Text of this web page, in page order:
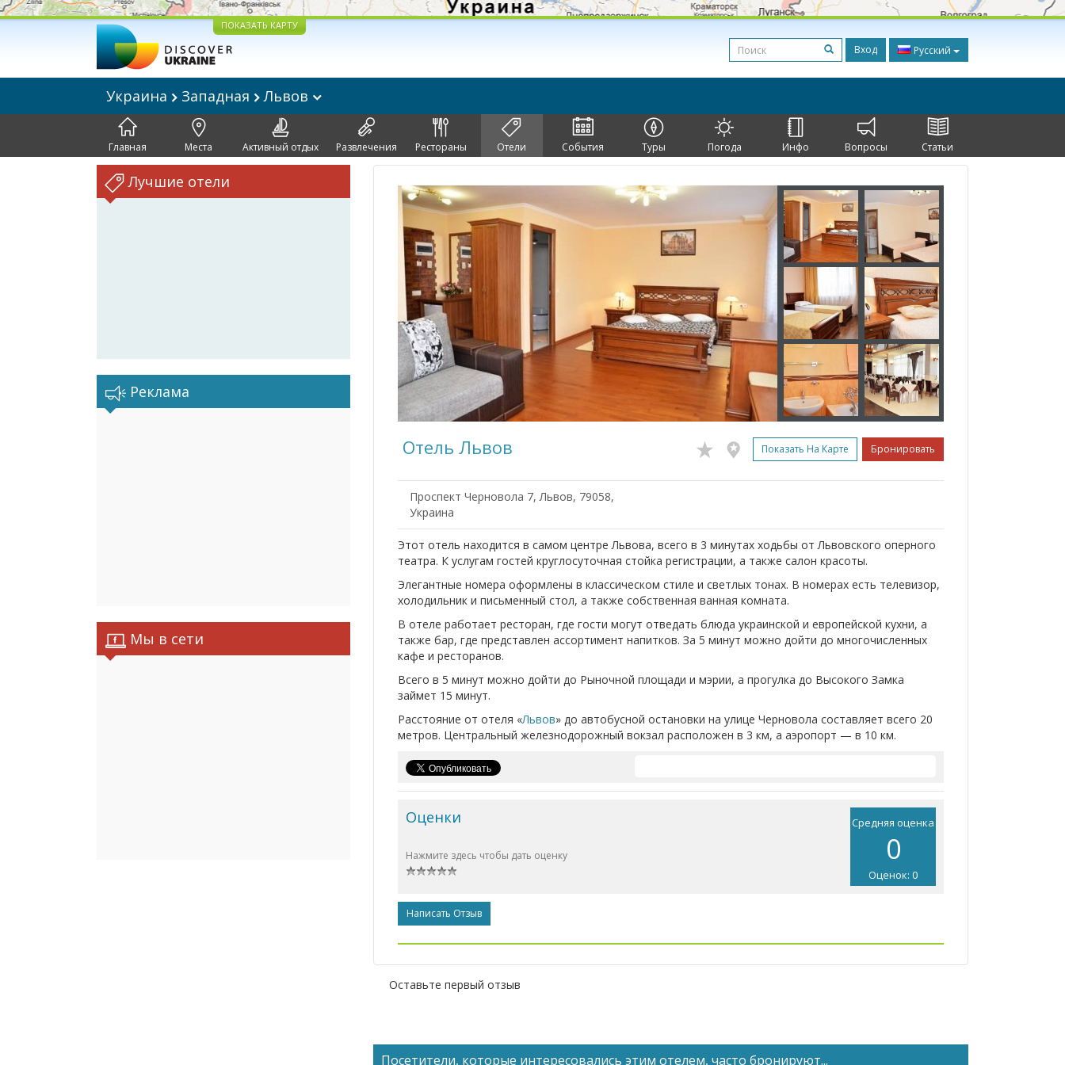
ПОКАЗАТЬ КАРТУ
Вход Русский
Украина Западная Львов
Главная Места Активный отдых Развлечения Рестораны Отели События Туры Погода Инфо Вопросы Статьи
Лучшие отели
Реклама
Мы в сети
Отель Львов Показать На Карте Бронировать
Проспект Черновола 7, Львов, 79058,
Украина
Этот отель находится в самом центре Львова, всего в 3 минутах ходьбы от Львовского оперного
театра. К услугам гостей круглосуточная стойка регистрации, а также салон красоты.
Элегантные номера оформлены в классическом стиле и светлых тонах. В номерах есть телевизор,
холодильник и письменный стол, а также собственная ванная комната.
В отеле работает ресторан, где гости могут отведать блюда украинской и европейской кухни, а
также бар, где представлен ассортимент напитков. За 5 минут можно дойти до многочисленных
кафе и ресторанов.
Всего в 5 минут можно дойти до Рыночной площади и мэрии, а прогулка до Высокого Замка
займет 15 минут.
Расстояние от отеля «Львов» до автобусной остановки на улице Черновола составляет всего 20
метров. Центральный железнодорожный вокзал расположен в 3 км, а аэропорт — в 10 км.
Средняя оценка
0
Оценок: 0
Оценки
Нажмите здесь чтобы дать оценку
Написать Отзыв
Оставьте первый отзыв
Посетители, которые интересовались этим отелем, часто бронируют...